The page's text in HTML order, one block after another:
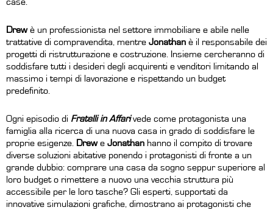
Drewè un professionista nel settore immobiliare e abile nelle
trattative di compravendita, mentre Jonathan è il responsabile dei
progetti di ristrutturazione e costruzione. Insieme cercheranno di
soddisfare tutti i desideri degli acquirenti e venditori limitando al
massimo i tempi di lavorazione e rispettando un budget
predefinito.
Ogni episodio di Fratelli in Affarivede come protagonista una
famiglia alla ricerca di una nuova casa in grado di soddisfare le
proprie esigenze. Drewe Jonathan hanno il compito di trovare
diverse soluzioni abitative ponendo i protagonisti di fronte a un
grande dubbio: comprare una casa da sogno seppur superiore al
loro budget o rimettere a nuovo una vecchia struttura più
accessibile per le loro tasche? Gli esperti, supportati da
innovative simulazioni grafiche, dimostrano ai protagonisti che